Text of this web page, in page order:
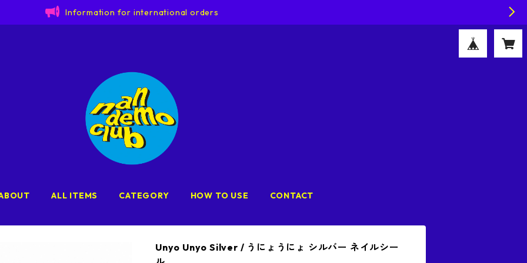
Information for international orders
ALL ITEMS CATEGORY HOW TO USE CONTACT
Unyo Unyo Silver / うにょうにょ シルバー ネイルシー